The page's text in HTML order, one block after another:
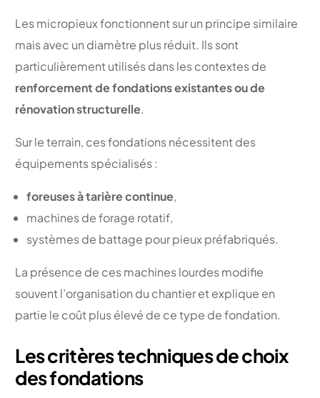
Les micropieux fonctionnent sur un principe similaire
mais avec un diamètre plus réduit. Ils sont
particulièrement utilisés dans les contextes de
renforcement de fondations existantes ou de
rénovation structurelle.
Sur le terrain, ces fondations nécessitent des
équipements spécialisés :
foreuses à tarière continue,
machines de forage rotatif,
systèmes de battage pour pieux préfabriqués.
La présence de ces machines lourdes modifie
souvent l’organisation du chantier et explique en
partie le coût plus élevé de ce type de fondation.
Les critères techniques de choix
des fondations